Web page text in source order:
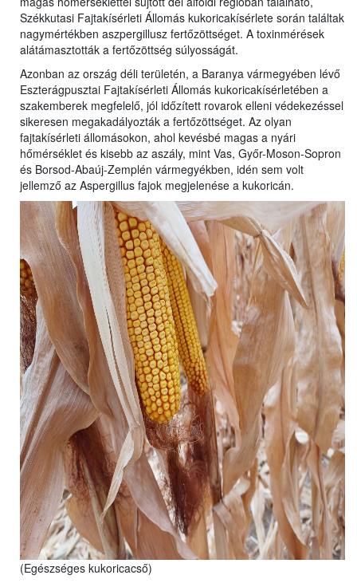
Székkutasi Fajtakísérleti Állomás kukoricakísérlete során találtak
nagymértékben aszpergillusz fertőzöttséget. A toxinmérések
alátámasztották a fertőzöttség súlyosságát.
Azonban az ország déli területén, a Baranya vármegyében lévő
Eszterágpusztai Fajtakísérleti Állomás kukoricakísérletében a
szakemberek megfelelő, jól időzített rovarok elleni védekezéssel
sikeresen megakadályozták a fertőzöttséget. Az olyan
fajtakísérleti állomásokon, ahol kevésbé magas a nyári
hőmérséklet és kisebb az aszály, mint Vas, Győr-Moson-Sopron
és Borsod-Abaúj-Zemplén vármegyékben, idén sem volt
jellemző az Aspergillus fajok megjelenése a kukoricán.
(Egészséges kukoricacső)